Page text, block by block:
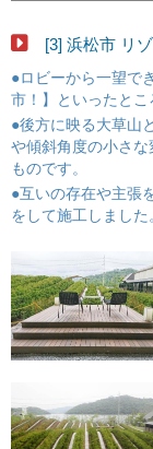
[3] 浜松市 リ
●ロビーから一望で
市！】といったとこ
●後方に映る大草山
や傾斜角度の小さ
ものです。
●互いの存在や主張
をして施工しました